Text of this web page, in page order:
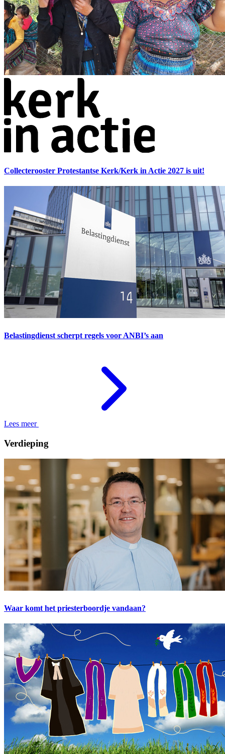
Collecterooster Protestantse Kerk/Kerk in Actie 2027 is uit!
Belastingdienst scherpt regels voor ANBI’s aan
Lees meer
Verdieping
Waar komt het priesterboordje vandaan?